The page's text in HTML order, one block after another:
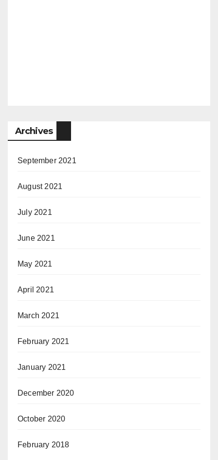
Archives
September 2021
August 2021
July 2021
June 2021
May 2021
April 2021
March 2021
February 2021
January 2021
December 2020
October 2020
February 2018